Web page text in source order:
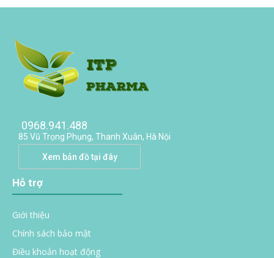
0968.941.488
85 Vũ Trọng Phụng, Thanh Xuân, Hà Nội
Xem bản đồ tại đây
Hỗ trợ
Giới thiệu
Chính sách bảo mật
Điều khoản hoạt động